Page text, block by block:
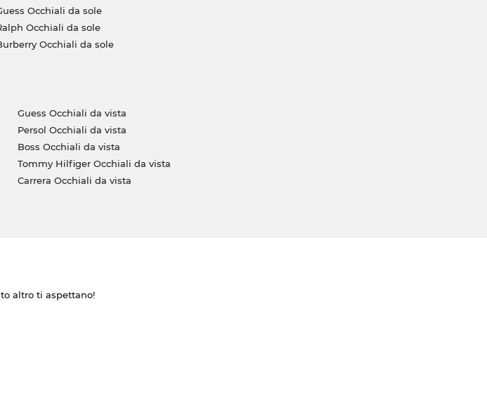
Occhiali da sole
Occhiali da sole
Occhiali da sole
Guess Occhiali da vista
Persol Occhiali da vista
Boss Occhiali da vista
Tommy Hilfiger Occhiali da vista
Carrera Occhiali da vista
altro ti aspettano!